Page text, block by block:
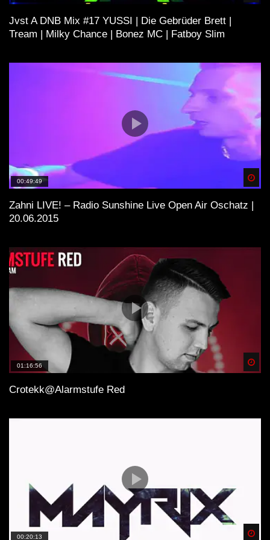
Jvst A DNB Mix #17 YUSSI | Die Gebrüder Brett |
Tream | Milky Chance | Bonez MC | Fatboy Slim
00:49:49
Zahni LIVE! – Radio Sunshine Live Open Air Oschatz |
20.06.2015
01:16:56
Crotekk@Alarmstufe Red
00:20:13